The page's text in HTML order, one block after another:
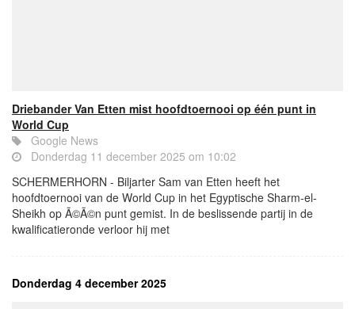
Driebander Van Etten mist hoofdtoernooi op één punt in
World Cup
Google News
Donderdag 11 december 2025 om 10:02
SCHERMERHORN - Biljarter Sam van Etten heeft het
hoofdtoernooi van de World Cup in het Egyptische Sharm-el-
Sheikh op Ã©Ã©n punt gemist. In de beslissende partij in de
kwalificatieronde verloor hij met
Donderdag 4 december 2025